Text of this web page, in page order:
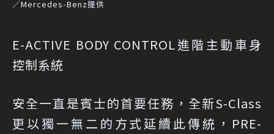
／Mercedes-Benz提供
E-ACTIVE BODY CONTROL進階主動車身
控制系統
安全一直是賓士的首要任務，全新S-Class
更以獨一無二的方式延續此傳統，PRE-